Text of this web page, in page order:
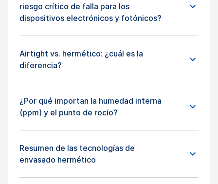
riesgo crítico de falla para los
dispositivos electrónicos y fotónicos?
Airtight vs. hermético: ¿cuál es la
diferencia?
¿Por qué importan la humedad interna
(ppm) y el punto de rocío?
Resumen de las tecnologías de
envasado hermético